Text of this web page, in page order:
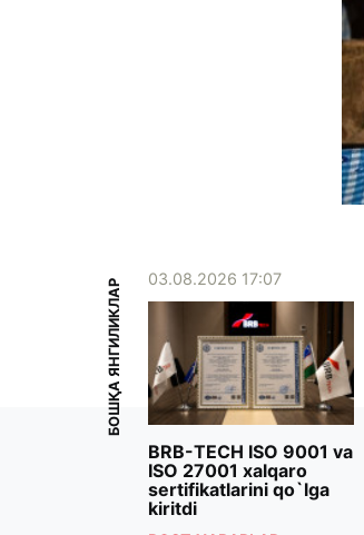
БОШҚА ЯНГИЛИКЛАР 03.08.2026 17:07
BRB-TECH ISO 9001 va
ISO 27001 xalqaro
sertifikatlarini qo`lga
kiritdi